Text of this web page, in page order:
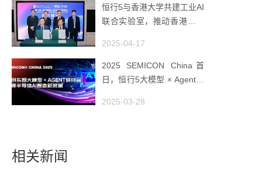
恒行5与香港大学共建工业AI
联合实验室，推动香港成为
2025-04-17
2025 SEMICON China首
日，恒行5大模型 × Agent研
潮
2025-03-28
相关新闻